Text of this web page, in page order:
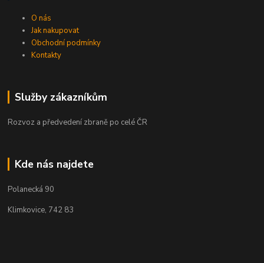
O nás
Jak nakupovat
Obchodní podmínky
Kontakty
Služby zákazníkům
Rozvoz a předvedení zbraně po celé ČR
Kde nás najdete
Polanecká 90
Klimkovice, 742 83